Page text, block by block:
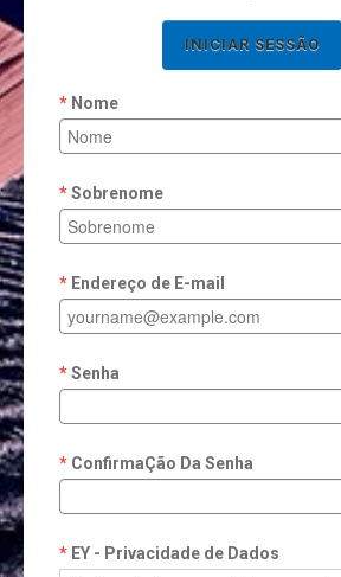
INICIAR SESSÃO
Nome
Sobrenome
Endereço de E-mail
Senha
ConfirmaÇão Da Senha
EY - Privacidade de Dados